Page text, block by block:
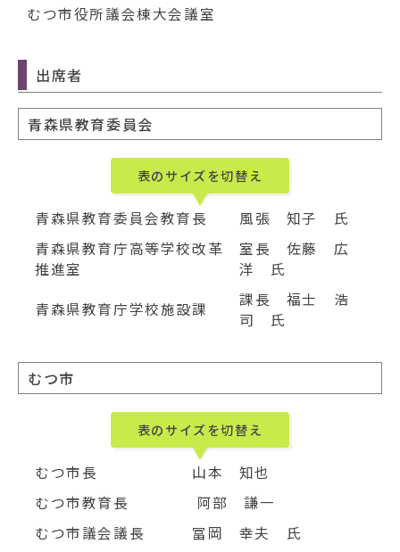
むつ市役所議会棟大会議室
出席者
青森県教育委員会
表のサイズを切替え
青森県教育委員会教育長
風張 知子 氏
青森県教育庁高等学校改革
推進室
室長 佐藤 広
洋 氏
青森県教育庁学校施設課
課長 福士 浩
司 氏
むつ市
表のサイズを切替え
むつ市長
山本 知也
むつ市教育長
阿部 謙一
むつ市議会議長
冨岡 幸夫 氏